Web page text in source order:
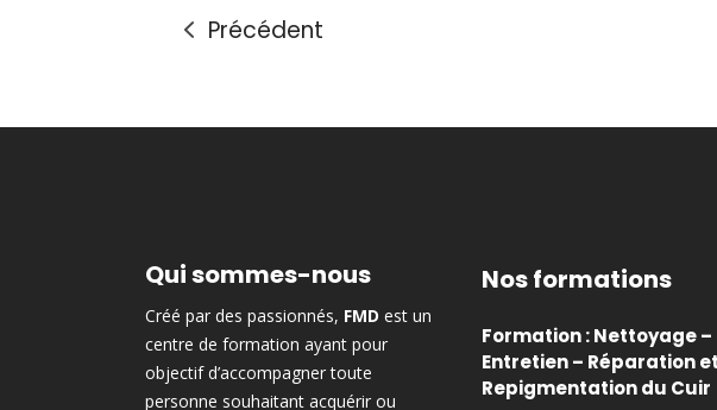
Précédent
Qui sommes-nous
Créé par des passionnés, FMD est un
centre de formation ayant pour
objectif d’accompagner toute
personne souhaitant acquérir ou
Nos formations
Formation : Nettoyage –
Entretien – Réparation et
Repigmentation du Cuir